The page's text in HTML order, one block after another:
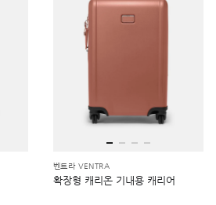
벤트라 VENTRA
확장형 캐리온 기내용 캐리어